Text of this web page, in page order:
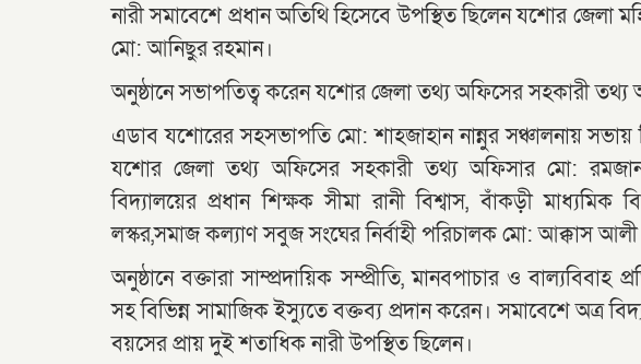
নারী সমাবেশে প্রধান অতিথি হিসেবে উপস্থিত ছিলেন যশোর জেলা
মো: আনিছুর রহমান।
অনুষ্ঠানে সভাপতিত্ব করেন যশোর জেলা তথ্য অফিসের সহকারী
এডাব যশোরের সহসভাপতি মো: শাহজাহান নান্নুর সঞ্চালনায় সভায়
যশোর জেলা তথ্য অফিসের সহকারী তথ্য অফিসার মো:
বিদ্যালয়ের প্রধান শিক্ষক সীমা রানী বিশ্বাস, বাঁকড়ী মাধ্যমিক
লস্কর,সমাজ কল্যাণ সবুজ সংঘের নির্বাহী পরিচালক মো: আক্কাস আলী
অনুষ্ঠানে বক্তারা সাম্প্রদায়িক সম্প্রীতি, মানবপাচার ও
সহ বিভিন্ন সামাজিক ইস্যুতে বক্তব্য প্রদান করেন। সমাবেশে অত্র
বয়সের প্রায় দুই শতাধিক নারী উপস্থিত ছিলেন।